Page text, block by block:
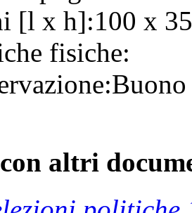
[l x h]:100 x
fisiche:
altri